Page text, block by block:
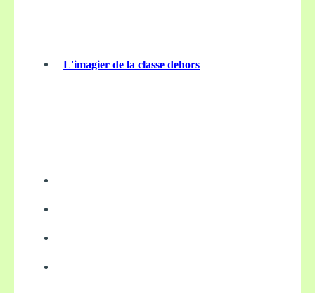
L'imagier de la classe dehors